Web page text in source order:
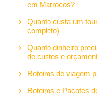
em Marrocos?
Quanto custa um
completo)
Quanto dinheiro
de custos e
Roteiros de viagem
Roteiros e Pacotes